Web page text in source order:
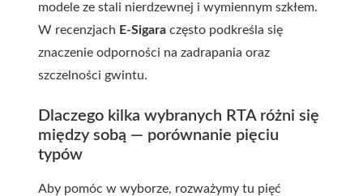
modele ze stali nierdzewnej i wymiennym szkłem.
W recenzjach E-Sigara często podkreśla się
znaczenie odporności na zadrapania oraz
szczelności gwintu.
Dlaczego kilka wybranych RTA różni się
między sobą — porównanie pięciu
typów
Aby pomóc w wyborze, rozważymy tu pięć